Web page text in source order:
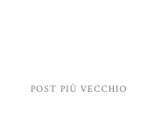
POST PIÙ VECCHIO